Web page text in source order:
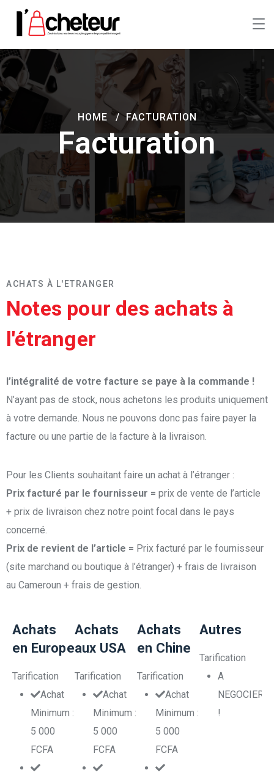
Facturation
HOME FACTURATION
ACHATS À L'ETRANGER
Notes pour des achats à
l'étranger
l’intégralité de votre facture se paye à la commande !
N’ayant pas de stock, nous achetons les produits uniquement
à votre demande. Nous ne pouvons donc pas faire payer la
facture ou une partie de la facture à la livraison.
Pour les Clients souhaitant faire un achat à l’étranger :
Prix facturé par le fournisseur = prix de vente de l’article
+ prix de livraison chez notre point focal dans le pays
concerné.
Prix de revient de l’article = Prix facturé par le fournisseur
(site marchand ou boutique à l’étranger) + frais de livraison
au Cameroun + frais de gestion.
Achats
en Europe
Tarification
Achat
Minimum :
5 000
FCFA
Achats
aux USA
Tarification
Achat
Minimum :
5 000
FCFA
Achats
en Chine
Tarification
Achat
Minimum :
5 000
FCFA
Autres
Tarification
A
NEGOCIER
!